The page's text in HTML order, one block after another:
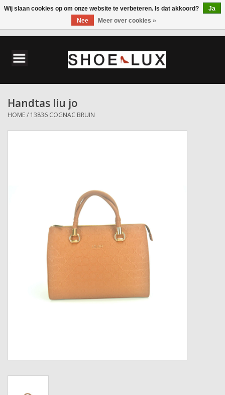
Herenschoenen
Accessoires
Handtas liu jo
HOME/ 13836 COGNAC BRUIN
Wij slaan cookies op om onze website te verbeteren. Is dat akkoord?
Ja
Nee
Meer over cookies »